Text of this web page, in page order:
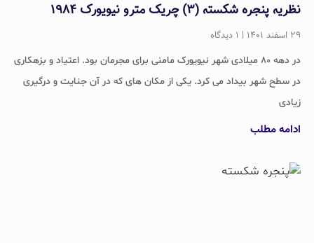
نظریه پنجره شکسته (۳) چریک مترو نیویورک ۱۹۸۴
۲۹ اسفند ۱۴۰۱
در دهه ۸۰ میلادی شهر نیویورک مامنی برای مجرمان بود. اعتیاد و بزهکاری
در سطح شهر بیداد می کرد. یکی از مکان های که در آن جنایت و درگیری
زیادی
ادامه مطلب